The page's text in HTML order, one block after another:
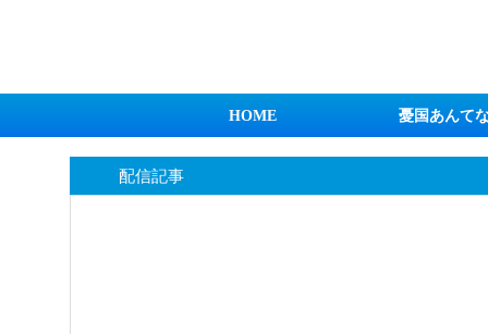
HOME 憂国あんて
配信記事